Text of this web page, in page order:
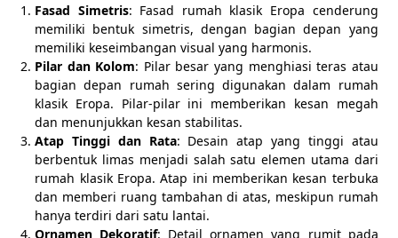
Fasad Simetris: Fasad rumah klasik Eropa cenderung
memiliki bentuk simetris, dengan bagian depan yang
memiliki keseimbangan visual yang harmonis.
Pilar dan Kolom: Pilar besar yang menghiasi teras atau
bagian depan rumah sering digunakan dalam rumah
klasik Eropa. Pilar-pilar ini memberikan kesan megah
dan menunjukkan kesan stabilitas.
Atap Tinggi dan Rata: Desain atap yang tinggi atau
berbentuk limas menjadi salah satu elemen utama dari
rumah klasik Eropa. Atap ini memberikan kesan terbuka
dan memberi ruang tambahan di atas, meskipun rumah
hanya terdiri dari satu lantai.
Ornamen Dekoratif: Detail ornamen yang rumit pada